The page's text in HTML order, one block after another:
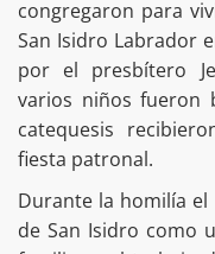
congregaron para
San Isidro Labrador
por el presbítero
varios niños fueron
catequesis
fiesta patronal.
Durante la homilía
de San Isidro como